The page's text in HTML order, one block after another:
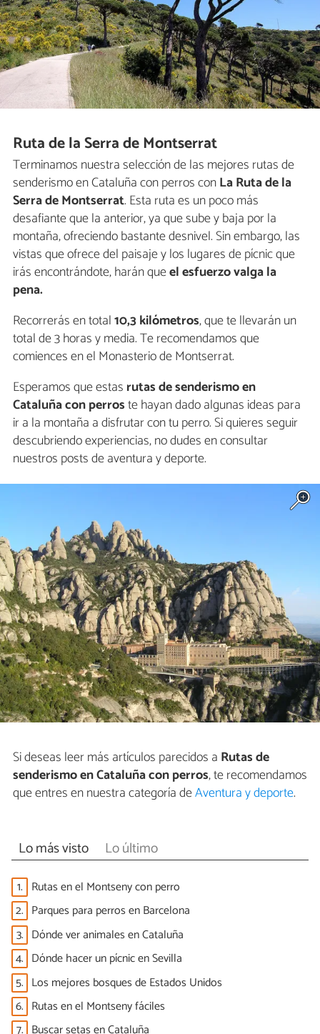
Ruta de la Serra de Montserrat
Terminamos nuestra selección de las mejores rutas de
senderismo en Cataluña con perros conLa Ruta de la
Serra de Montserrat. Esta ruta es un poco más
desafiante que la anterior, ya que sube y baja por la
montaña, ofreciendo bastante desnivel. Sin embargo, las
vistas que ofrece del paisaje y los lugares de pícnic que
irás encontrándote, harán queel esfuerzo valga la
pena.
Recorrerás en total10,3 kilómetros, que te llevarán un
total de 3 horas y media. Te recomendamos que
comiences en el Monasterio de Montserrat.
Esperamos que estas rutas de senderismo en
Cataluña con perroste hayan dado algunas ideas para
ir a la montaña a disfrutar con tu perro. Si quieres seguir
descubriendo experiencias, no dudes en consultar
nuestros posts de aventura y deporte.
Si deseas leer más artículos parecidos a Rutas de
senderismo en Cataluña con perros, te recomendamos
que entres en nuestra categoría deAventura y deporte.
Lo más visto Lo último
1. Rutas en el Montseny con perro
2. Parques para perros en Barcelona
3. Dónde ver animales en Cataluña
4. Dónde hacer un pícnic en Sevilla
5. Los mejores bosques de Estados Unidos
6. Rutas en el Montseny fáciles